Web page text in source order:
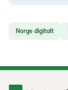
Norge digitalt